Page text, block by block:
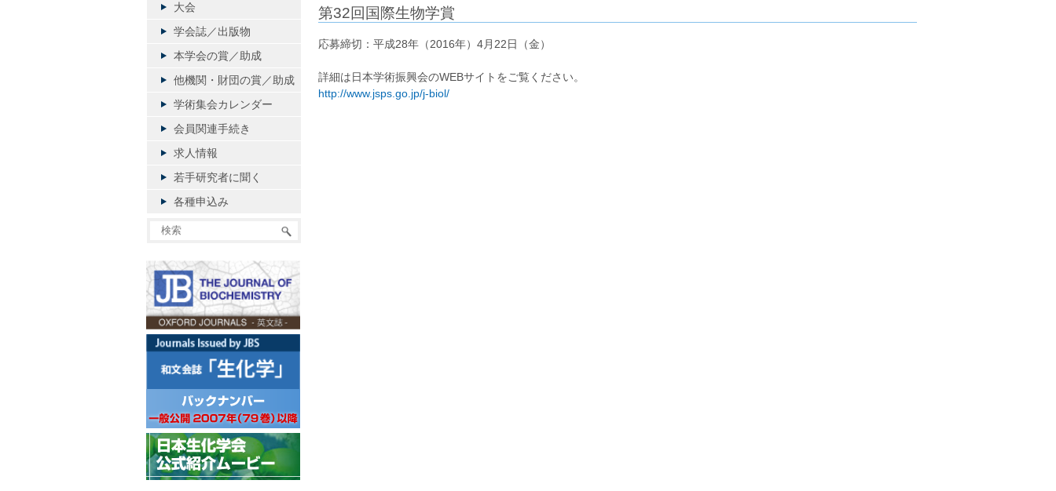
第32回国際生物学賞
応募締切：平成28年（2016年）4月22日（金）
詳細は日本学術振興会のWEBサイトをご覧ください。
http://www.jsps.go.jp/j-biol/
大会
学会誌／出版物
本学会の賞／助成
他機関・財団の賞／助成
学術集会カレンダー
会員関連手続き
求人情報
若手研究者に聞く
各種申込み